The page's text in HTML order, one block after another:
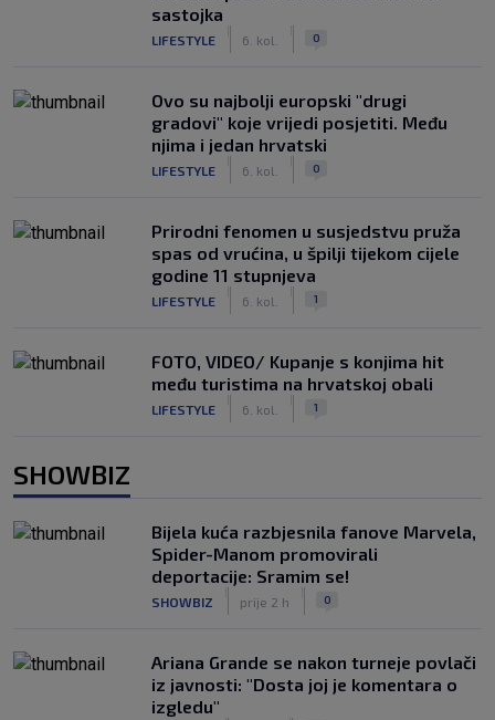
sastojka
LIFESTYLE 6. kol. 0
Ovo su najbolji europski "drugi
gradovi" koje vrijedi posjetiti. Među
njima i jedan hrvatski
LIFESTYLE 6. kol. 0
Prirodni fenomen u susjedstvu pruža
spas od vrućina, u špilji tijekom cijele
godine 11 stupnjeva
LIFESTYLE 6. kol. 1
FOTO, VIDEO/ Kupanje s konjima hit
među turistima na hrvatskoj obali
LIFESTYLE 6. kol. 1
SHOWBIZ
Bijela kuća razbjesnila fanove Marvela,
Spider-Manom promovirali
deportacije: Sramim se!
SHOWBIZ prije 2 h 0
Ariana Grande se nakon turneje povlači
iz javnosti: "Dosta joj je komentara o
izgledu"